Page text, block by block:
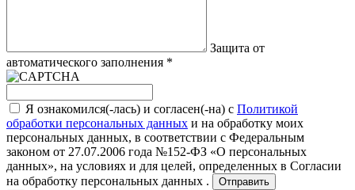
Защита от
автоматического заполнения *
Я ознакомился(-лась) и согласен(-на) с Политикой
обработки персональных данных и на обработку моих
персональных данных, в соответствии с Федеральным
законом от 27.07.2006 года №152-ФЗ «О персональных
данных», на условиях и для целей, определенных в Согласии
на обработку персональных данных .
Отправить